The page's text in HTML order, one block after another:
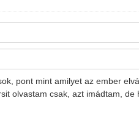
pont mint amilyet az ember
olvastam csak, azt imádtam,